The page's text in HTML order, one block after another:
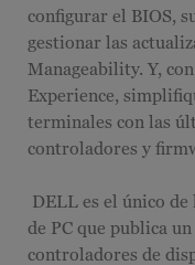
configurar el BIOS,
gestionar las
Manageability. Y,
Experience,
terminales con las
controladores y
DELL es el único
de PC que publica
controladores de